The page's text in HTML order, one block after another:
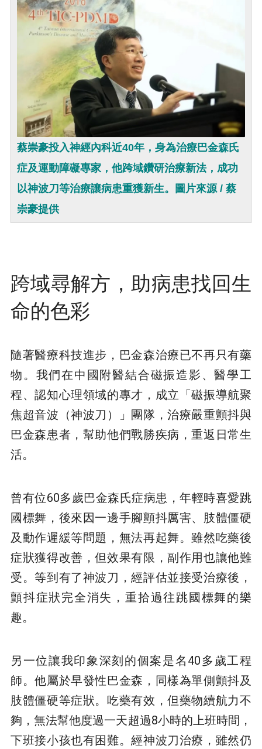
蔡崇豪投入神經內科近40年，身為治療巴金森氏
症及運動障礙專家，他跨域鑽研治療新法，成功
以神波刀等治療讓病患重獲新生。圖片來源 / 蔡
崇豪提供
跨域尋解方，助病患找回生
命的色彩
隨著醫療科技進步，巴金森治療已不再只有藥
物。我們在中國附醫結合磁振造影、醫學工
程、認知心理領域的專才，成立「磁振導航聚
焦超音波（神波刀）」團隊，治療嚴重顫抖與
巴金森患者，幫助他們戰勝疾病，重返日常生
活。
曾有位60多歲巴金森氏症病患，年輕時喜愛跳
國標舞，後來因一邊手腳顫抖厲害、肢體僵硬
及動作遲緩等問題，無法再起舞。雖然吃藥後
症狀獲得改善，但效果有限，副作用也讓他難
受。等到有了神波刀，經評估並接受治療後，
顫抖症狀完全消失，重拾過往跳國標舞的樂
趣。
另一位讓我印象深刻的個案是名40多歲工程
師。他屬於早發性巴金森，同樣為單側顫抖及
肢體僵硬等症狀。吃藥有效，但藥物續航力不
夠，無法幫他度過一天超過8小時的上班時間，
下班接小孩也有困難。經神波刀治療，雖然仍